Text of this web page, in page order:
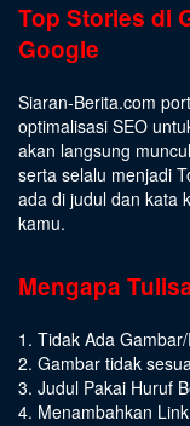
Top Stories di
Google
Siaran-Berita.com
optimalisasi SEO
akan langsung
serta selalu menjadi
ada di judul dan kata
kamu.
Mengapa
1. Tidak Ada
2. Gambar tidak
3. Judul Pakai Huruf
4. Menambahkan